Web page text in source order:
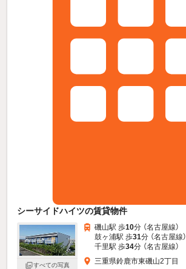
シーサイドハイツの賃貸物件
すべての写真
磯山駅 歩10分 （名古屋線）
鼓ヶ浦駅 歩31分 （名古屋線）
千里駅 歩34分 （名古屋線）
三重県鈴鹿市東磯山2丁目